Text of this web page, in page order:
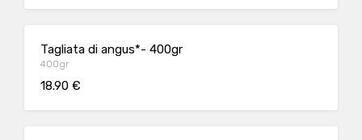
Tagliata di angus*- 400gr
400gr
18.90 €